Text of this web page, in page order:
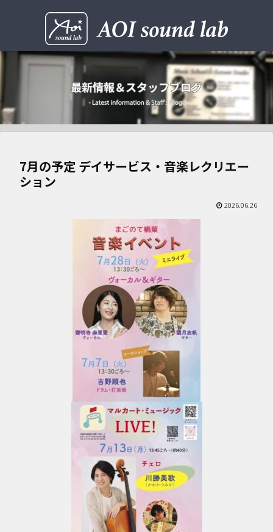
7月の予定 デイサービス・音楽レクリエー
ション
2026.06.26